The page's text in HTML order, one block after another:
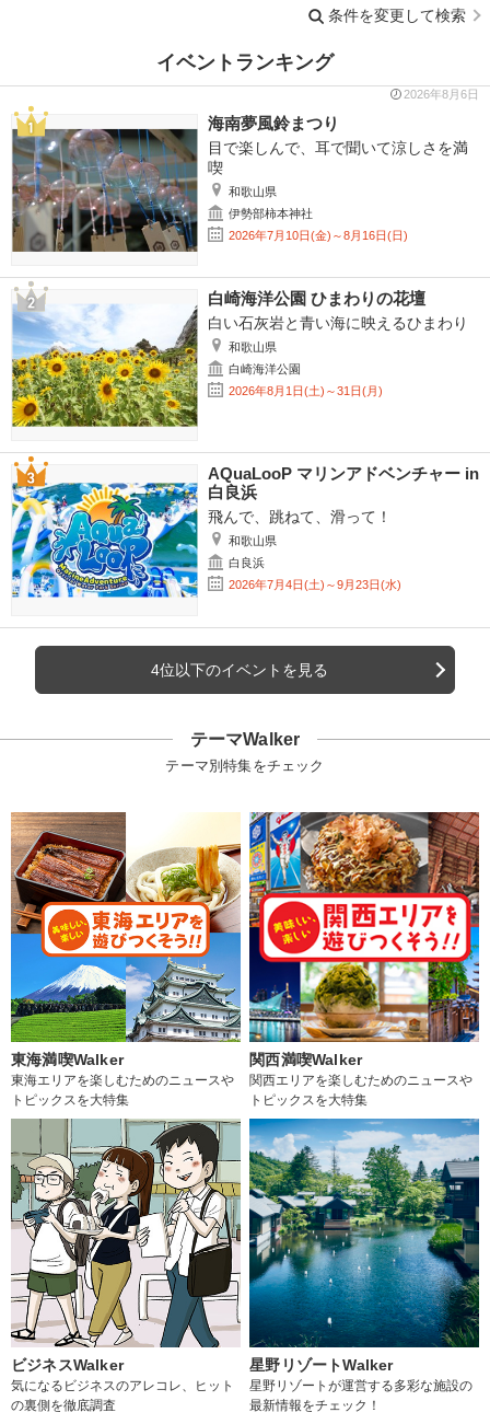
条件を変更して検索
イベントランキング
2026年8月6日
海南夢風鈴まつり
目で楽しんで、耳で聞いて涼しさを満
喫
和歌山県
伊勢部柿本神社
2026年7月10日(金)～8月16日(日)
白崎海洋公園 ひまわりの花壇
白い石灰岩と青い海に映えるひまわり
和歌山県
白崎海洋公園
2026年8月1日(土)～31日(月)
AQuaLooP マリンアドベンチャー in
白良浜
飛んで、跳ねて、滑って！
和歌山県
白良浜
2026年7月4日(土)～9月23日(水)
4位以下のイベントを見る
テーマWalker
テーマ別特集をチェック
東海満喫Walker
東海エリアを楽しむためのニュースや
トピックスを大特集
関西満喫Walker
関西エリアを楽しむためのニュースや
トピックスを大特集
ビジネスWalker
気になるビジネスのアレコレ、ヒット
の裏側を徹底調査
星野リゾートWalker
星野リゾートが運営する多彩な施設の
最新情報をチェック！